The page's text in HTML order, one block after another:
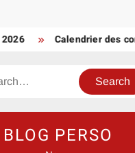
Calendrier des
BLOG PERSO